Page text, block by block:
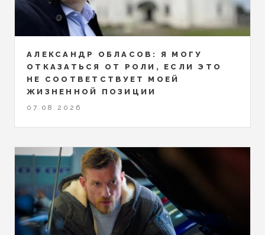
АЛЕКСАНДР ОБЛАСОВ: Я МОГУ
ОТКАЗАТЬСЯ ОТ РОЛИ, ЕСЛИ ЭТО
НЕ СООТВЕТСТВУЕТ МОЕЙ
ЖИЗНЕННОЙ ПОЗИЦИИ
07.08.2026